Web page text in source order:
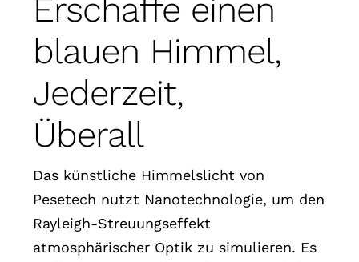
Erschaffe einen
blauen Himmel,
Jederzeit,
Überall
Das künstliche Himmelslicht von
Pesetech nutzt Nanotechnologie, um den
Rayleigh-Streuungseffekt
atmosphärischer Optik zu simulieren. Es